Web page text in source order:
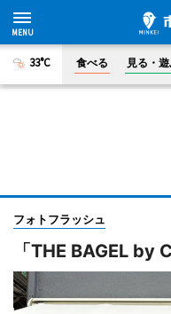
33°C 食べる 見る・
フォトフラッシュ
「THE BAGEL by